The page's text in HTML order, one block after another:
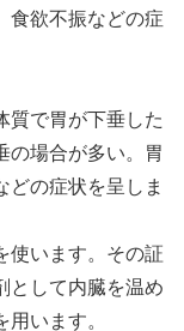
食欲不振などの症
で胃が下垂した
の場合が多い。胃
どの症状を呈しま
使います。その証
として内臓を温め
います。